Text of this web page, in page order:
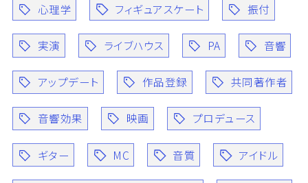
心理学 フィギュアスケート 振付
実演 ライブハウス PA 音響
アップデート 作品登録 共同著作者
音響効果 映画 プロデュース
ギター MC 音質 アイドル